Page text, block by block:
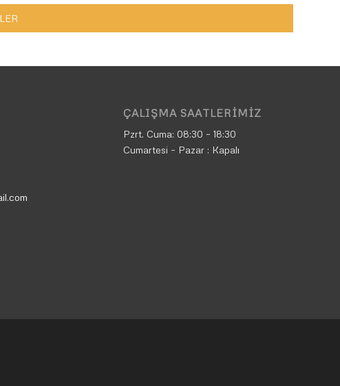
ÇALIŞMA SAATLERIMIZ
Pzrt. Cuma: 08:30 – 18:30
Cumartesi – Pazar : Kapalı